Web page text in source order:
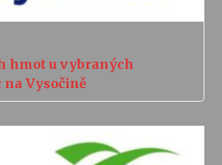
hmot u vybraných
Vysočině